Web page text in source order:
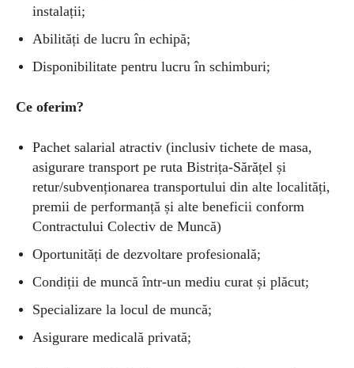
instalații;
Abilități de lucru în echipă;
Disponibilitate pentru lucru în schimburi;
Ce oferim?
Pachet salarial atractiv (inclusiv tichete de masa,
asigurare transport pe ruta Bistrița-Sărățel și
retur/subvenționarea transportului din alte localități,
premii de performanță și alte beneficii conform
Contractului Colectiv de Muncă)
Oportunități de dezvoltare profesională;
Condiții de muncă într-un mediu curat și plăcut;
Specializare la locul de muncă;
Asigurare medicală privată;